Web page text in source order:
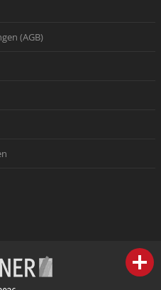
(AGB)
person IHR FACHBERATER